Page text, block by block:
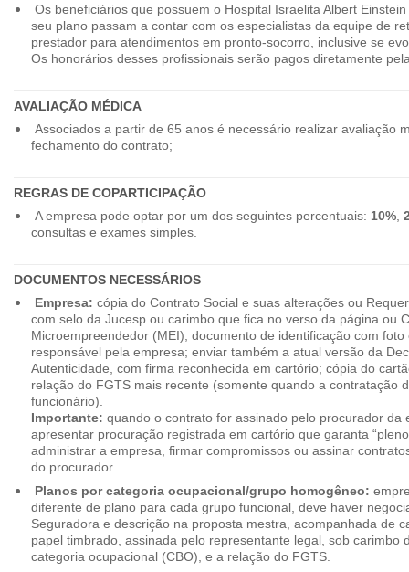
Os beneficiários que possuem o Hospital Israelita Albert
seu plano passam a contar com os especialistas da equipe de
prestador para atendimentos em pronto-socorro, inclusive se
Os honorários desses profissionais serão pagos diretamente
AVALIAÇÃO MÉDICA
Associados a partir de 65 anos é necessário realizar avaliação
fechamento do contrato;
REGRAS DE COPARTICIPAÇÃO
A empresa pode optar por um dos seguintes percentuais: 10%,
consultas e exames simples.
DOCUMENTOS NECESSÁRIOS
Empresa: cópia do Contrato Social e suas alterações ou
com selo da Jucesp ou carimbo que fica no verso da página ou
Microempreendedor (MEI), documento de identificação com foto
responsável pela empresa; enviar também a atual versão da
Autenticidade, com firma reconhecida em cartório; cópia do
relação do FGTS mais recente (somente quando a contratação
funcionário).
Importante: quando o contrato for assinado pelo procurador da
apresentar procuração registrada em cartório que garanta
administrar a empresa, firmar compromissos ou assinar
do procurador.
Planos por categoria ocupacional/grupo homogêneo:
diferente de plano para cada grupo funcional, deve haver
Seguradora e descrição na proposta mestra, acompanhada de
papel timbrado, assinada pelo representante legal, sob carimbo
categoria ocupacional (CBO), e a relação do FGTS.